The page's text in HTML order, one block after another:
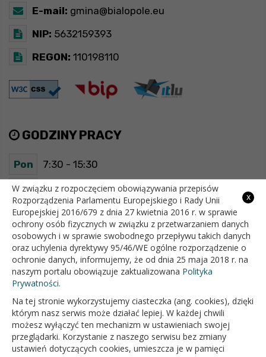
E-mail: gmina@bialopole.eu
NIP: 5632159393
REGON: 110198110
GODZINY PRACY
Pon 7:30 - 15:30
Wt 7:30 - 15:30
Śr 7:30 - 15:30
Czw 7:30 - 15:30
Pt 7:30 - 15:30
OFICJALNY SERWIS INTERNETOWY GMINY BIAŁOPOLE
x
W związku z rozpoczęciem obowiązywania przepisów
Rozporządzenia Parlamentu Europejskiego i Rady Unii
Europejskiej 2016/679 z dnia 27 kwietnia 2016 r. w sprawie
ochrony osób fizycznych w związku z przetwarzaniem danych
osobowych i w sprawie swobodnego przepływu takich danych
oraz uchylenia dyrektywy 95/46/WE ogólne rozporządzenie o
ochronie danych, informujemy, że od dnia 25 maja 2018 r. na
naszym portalu obowiązuje zaktualizowana Polityka
Prywatności.
Na tej stronie wykorzystujemy ciasteczka (ang. cookies), dzięki
którym nasz serwis może działać lepiej. W każdej chwili
możesz wyłączyć ten mechanizm w ustawieniach swojej
przeglądarki. Korzystanie z naszego serwisu bez zmiany
ustawień dotyczących cookies, umieszcza je w pamięci